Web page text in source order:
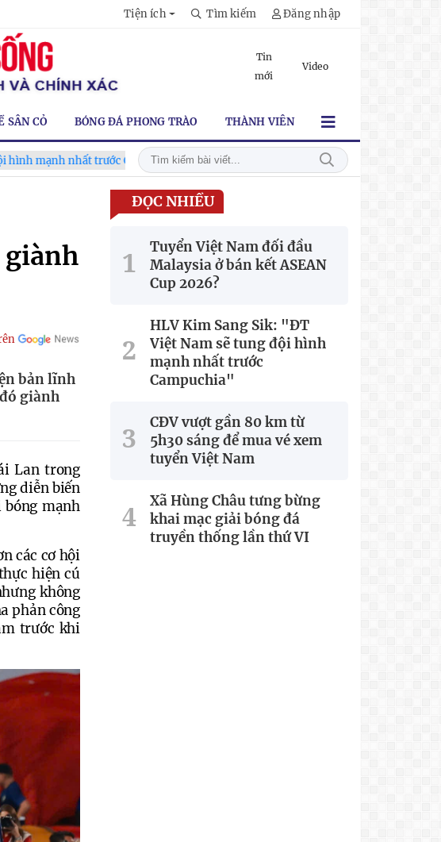
Tiện ích Tìm kiếm Đăng nhập
Tin
mới
Video
SÂN CỎ BÓNG ĐÁ PHONG TRÀO THÀNH VIÊN
nhất trước Campuchia" CĐV vượt gần 80 km từ 5h30 sáng để mua vé xem
giành
bản lĩnh
giành
Lan trong
diễn biến
mạnh
các cơ hội
hiện cú
không
phản công
trước khi
ĐỌC NHIỀU
Tuyển Việt Nam đối đầu
Malaysia ở bán kết ASEAN
Cup 2026?
HLV Kim Sang Sik: "ĐT
Việt Nam sẽ tung đội hình
mạnh nhất trước
Campuchia"
CĐV vượt gần 80 km từ
5h30 sáng để mua vé xem
tuyển Việt Nam
Xã Hùng Châu tưng bừng
khai mạc giải bóng đá
truyền thống lần thứ VI